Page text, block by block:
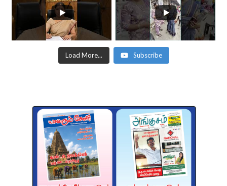
Load More... Subscribe